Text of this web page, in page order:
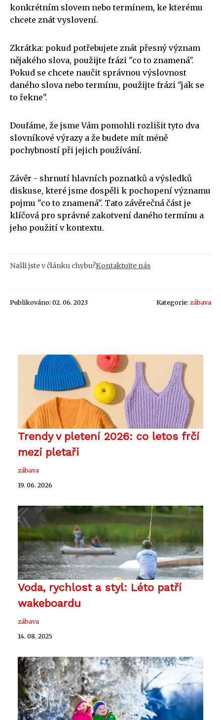
konkrétním slovem nebo termínem, ke kterému
chcete znát vyslovení.
Zkrátka: pokud potřebujete znát přesný význam
nějakého slova, použijte frázi "co to znamená".
Pokud se chcete naučit správnou výslovnost
daného slova nebo termínu, použijte frázi "jak se
to řekne".
Doufáme, že jsme Vám pomohli rozlišit tyto dva
slovníkové výrazy a že budete mít méně
pochybností při jejich používání.
Závěr - shrnutí hlavních poznatků a výsledků
diskuse, které jsme dospěli k pochopení významu
pojmu "co to znamená". Tato závěrečná část je
klíčová pro správné zakotvení daného termínu a
jeho použití v kontextu.
Našli jste v článku chybu?Kontaktujte nás
Publikováno: 02. 06. 2023 Kategorie: zábava
Trendy v pletení 2026: co letos frčí
mezi pletaři
zábava
19. 06. 2026
Voda, rychlost a styl: Léto patří
wakeboardu
zábava
14. 08. 2025